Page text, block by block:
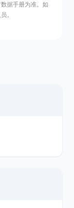
据手册为准。如
。